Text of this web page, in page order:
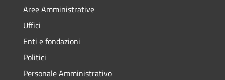
Aree Amministrative
Uffici
Enti e fondazioni
Politici
Personale Amministrativo